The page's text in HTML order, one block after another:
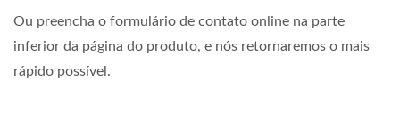
Ou preencha o formulário de contato online na parte
inferior da página do produto, e nós retornaremos o mais
rápido possível.